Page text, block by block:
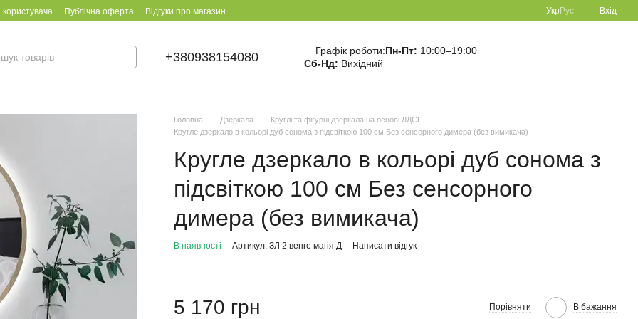
користувача Публічна оферта Відгуки про магазин УкрРус Вхід
+380938154080 Графік роботи:Пн-Пт: 10:00–19:00
Сб-Нд: Вихідний
Головна Дзеркала
Круглі та фігурні дзеркала на основі ЛДСП
Кругле дзеркало в кольорі дуб сонома з підсвіткою 100 см Без сенсорного димера (без вимикача)
Кругле дзеркало в кольорі дуб сонома з
підсвіткою 100 см Без сенсорного
димера (без вимикача)
В наявності Артикул: ЗЛ 2 венге магія Д Написати відгук
5 170 грн Порівняти В бажання